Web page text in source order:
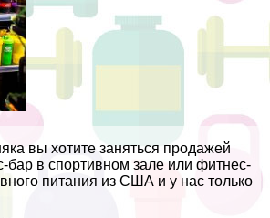
вы хотите заняться продажей
бар в спортивном зале или фитнес-
питания из США и у нас только